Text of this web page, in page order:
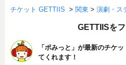
チケット GETTIIS > 関東 > 演劇・ス
GETTIISを
「ポみっと」が最新のチケ
てくれます！